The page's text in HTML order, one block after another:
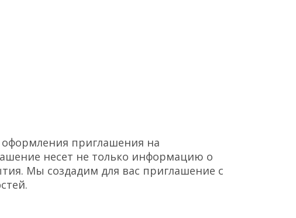
приглашения на
несет не только информацию о
Мы создадим для вас приглашение с